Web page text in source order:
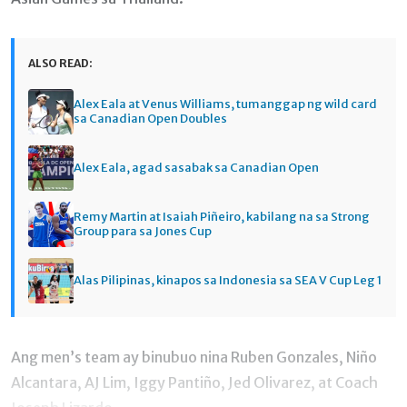
ALSO READ:
Alex Eala at Venus Williams, tumanggap ng wild card
sa Canadian Open Doubles
Alex Eala, agad sasabak sa Canadian Open
Remy Martin at Isaiah Piñeiro, kabilang na sa Strong
Group para sa Jones Cup
Alas Pilipinas, kinapos sa Indonesia sa SEA V Cup Leg 1
Ang men’s team ay binubuo nina Ruben Gonzales, Niño
Alcantara, AJ Lim, Iggy Pantiño, Jed Olivarez, at Coach